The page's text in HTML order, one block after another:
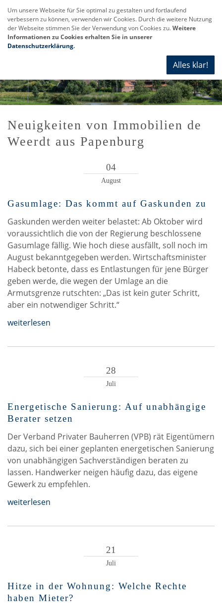
Neuigkeiten von Immobilien de
Weerdt aus Papenburg
04
August
Gasumlage: Das kommt auf Gaskunden zu
Gaskunden werden weiter belastet: Ab Oktober wird
voraussichtlich die von der Regierung beschlossene
Gasumlage fällig. Wie hoch diese ausfällt, soll noch im
August bekanntgegeben werden. Wirtschaftsminister
Habeck betonte, dass es Entlastungen für jene Bürger
geben werde, die wegen der Umlage an die
Armutsgrenze rutschten: „Das ist kein guter Schritt,
aber ein notwendiger Schritt.“
weiterlesen
28
Juli
Energetische Sanierung: Auf unabhängige
Berater setzen
Der Verband Privater Bauherren (VPB) rät Eigentümern
dazu, sich bei einer geplanten energetischen Sanierung
von unabhängigen Sachverständigen beraten zu
lassen. Handwerker neigen häufig dazu, das eigene
Gewerk zu empfehlen.
weiterlesen
21
Juli
Hitze in der Wohnung: Welche Rechte
haben Mieter?
Um unsere Webseite für Sie optimal zu gestalten und fortlaufend
verbessern zu können, verwenden wir Cookies. Durch die weitere Nutzung
der Webseite stimmen Sie der Verwendung von Cookies zu.Weitere
Informationen zu Cookies erhalten Sie in unserer
Datenschutzerklärung.
Alles klar!